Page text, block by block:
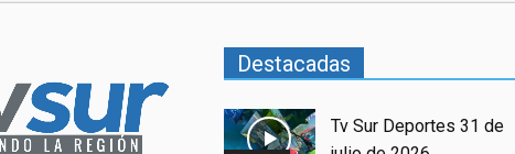
Destacadas
Tv Sur Deportes 31 de